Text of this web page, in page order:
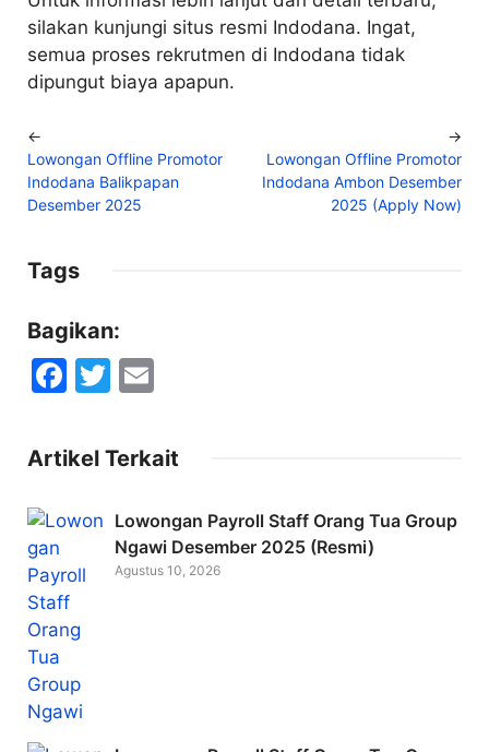
silakan kunjungi situs resmi Indodana. Ingat,
semua proses rekrutmen di Indodana tidak
dipungut biaya apapun.
←
Lowongan Offline Promotor
Indodana Balikpapan
Desember 2025
Lowongan Offline Promotor
Indodana Ambon Desember
2025 (Apply Now)
→
Tags
Bagikan:
F
c
e
b
o
k
T
itt
er
ai
l
Artikel Terkait
Lowongan Payroll Staff Orang Tua Group
Ngawi Desember 2025 (Resmi)
Agustus 10, 2026